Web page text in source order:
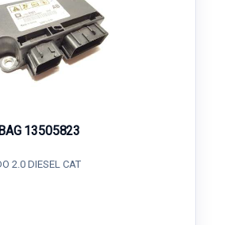
13505823
2.0 DIESEL CAT